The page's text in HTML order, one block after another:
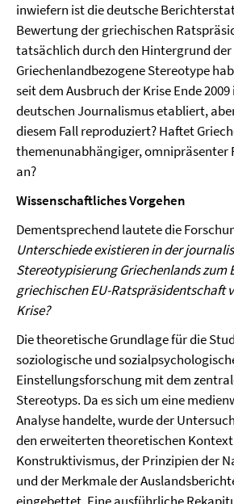
inwiefern ist die deutsche
Bewertung der griechischen
tatsächlich durch den Hintergrund der
Griechenlandbezogene Stereotype
seit dem Ausbruch der Krise Ende
deutschen Journalismus etabliert,
diesem Fall reproduziert? Haftet
themenunabhängiger, omnipräsenter
an?
Wissenschaftliches Vorgehen
Dementsprechend lautete die
Unterschiede existieren in der
Stereotypisierung Griechenlands zum
griechischen EU-Ratspräsidentschaft
Krise?
Die theoretische Grundlage für die
soziologische und
Einstellungsforschung mit dem
Stereotyps. Da es sich um eine
Analyse handelte, wurde der
den erweiterten theoretischen
Konstruktivismus, der Prinzipien der
und der Merkmale der